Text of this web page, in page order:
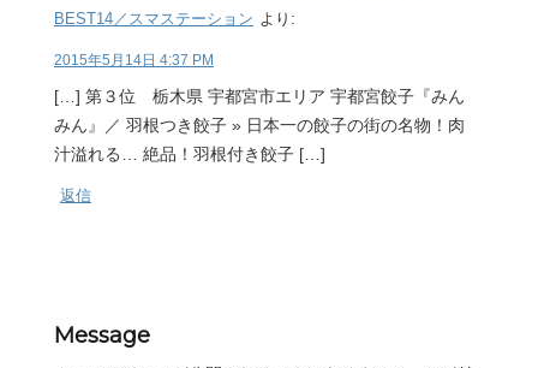
BEST14／スマステーション より:
2015年5月14日 4:37 PM
[…] 第３位 栃木県 宇都宮市エリア 宇都宮餃子『みん
みん』／ 羽根つき餃子 » 日本一の餃子の街の名物！肉
汁溢れる… 絶品！羽根付き餃子 […]
返信
Message